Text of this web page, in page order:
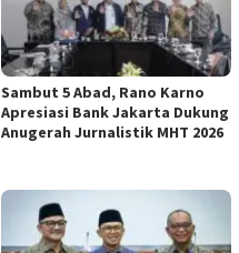
Sambut 5 Abad, Rano Karno
Apresiasi Bank Jakarta Dukung
Anugerah Jurnalistik MHT 2026